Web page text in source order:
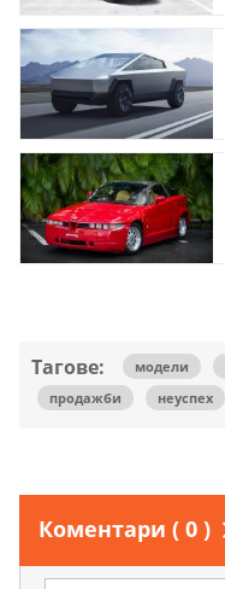
Тагове: модели
продажби
неуспех
Коментари ( 0 )